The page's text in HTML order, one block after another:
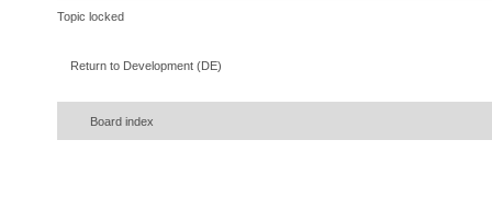
Topic locked
Return to Development (DE)
Board index